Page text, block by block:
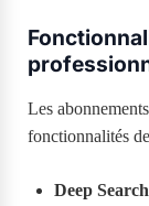
Les
fonctionnalités
Deep